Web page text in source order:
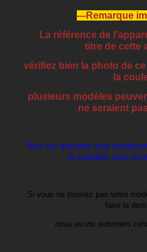
---Remarque
La référence de
titre de cette
vérifiez bien la photo de
la
plusieurs modèles
ne seraient
Tous nos diamants sont
et expédiés sous
Si vous ne trouvez pas votre
faire la
nous avons surement